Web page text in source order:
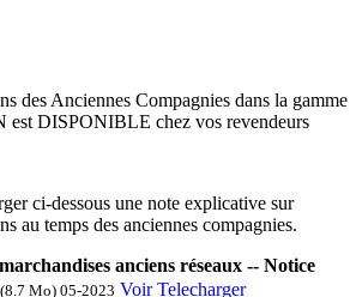
des Anciennes Compagnies dans la gamme
DISPONIBLE chez vos revendeurs
ci-dessous une note explicative sur
au temps des anciennes compagnies.
anciens réseaux -- Notice
(8.7 Mo) 05-2023 Voir Telecharger